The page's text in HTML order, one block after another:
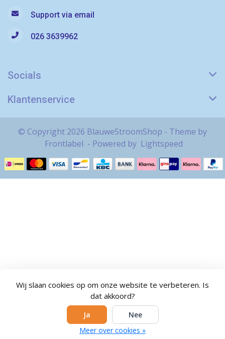
Wij slaan cookies op om onze website te verbeteren. Is
dat akkoord?
Ja
Nee
Meer over cookies »
Support via email
026 3639962
Socials
Klantenservice
© Copyright 2026 BlauweStroomShop - Theme by
Frontlabel - Powered by Lightspeed